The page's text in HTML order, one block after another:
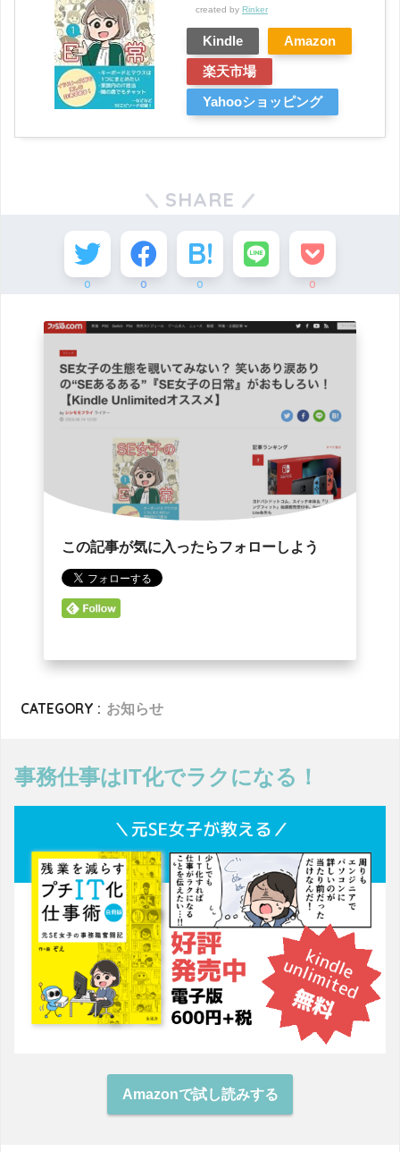
created by Rinker
Kindle Amazon
楽天市場
Yahooショッピング
SHARE
0 0 0 0
この記事が気に入ったらフォローしよう
CATEGORY : お知らせ
事務仕事はIT化でラクになる！
Amazonで試し読みする